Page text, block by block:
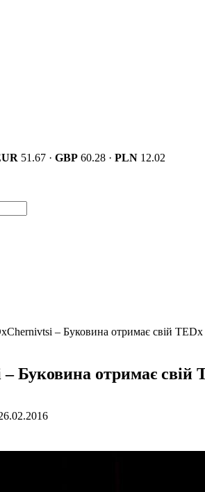
51.67 · GBP 60.28 · PLN 12.02
– Буковина отримає свій TEDx
Буковина отримає свій